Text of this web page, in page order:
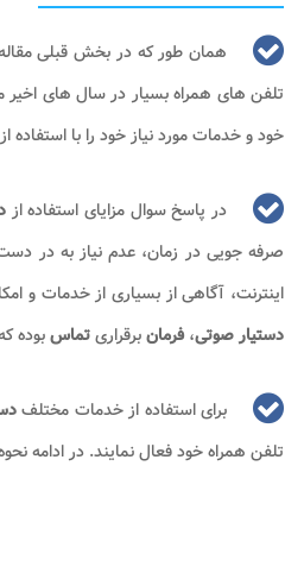
همان طور که در بخش قبلی
تلفن های همراه بسیار در سال های اخیر
خود و خدمات مورد نیاز خود را با استفاده
در پاسخ سوال مزایای استفاده از
صرفه جویی در زمان، عدم نیاز به در
اینترنت، آگاهی از بسیاری از خدمات و
دستیار صوتی،فرمانبرقراریتماسبوده
برای استفاده از خدمات مختلف
تلفن همراه خود فعال نمایند. در ادامه